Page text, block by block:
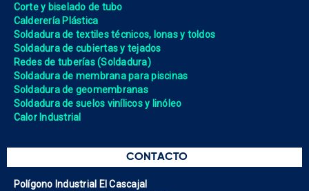
Corte y biselado de tubo
Calderería Plástica
Soldadura de textiles técnicos, lonas y toldos
Soldadura de cubiertas y tejados
Redes de tuberías (Soldadura)
Soldadura de membrana para piscinas
Soldadura de geomembranas
Soldadura de suelos vinílicos y linóleo
Calor Industrial
CONTACTO
Polígono Industrial El Cascajal